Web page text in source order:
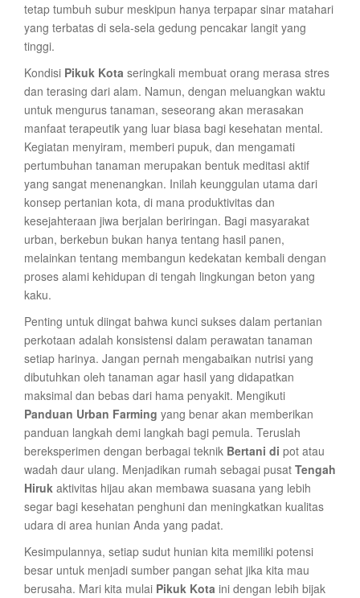
tetap tumbuh subur meskipun hanya terpapar sinar matahari
yang terbatas di sela-sela gedung pencakar langit yang
tinggi.
Kondisi Pikuk Kota seringkali membuat orang merasa stres
dan terasing dari alam. Namun, dengan meluangkan waktu
untuk mengurus tanaman, seseorang akan merasakan
manfaat terapeutik yang luar biasa bagi kesehatan mental.
Kegiatan menyiram, memberi pupuk, dan mengamati
pertumbuhan tanaman merupakan bentuk meditasi aktif
yang sangat menenangkan. Inilah keunggulan utama dari
konsep pertanian kota, di mana produktivitas dan
kesejahteraan jiwa berjalan beriringan. Bagi masyarakat
urban, berkebun bukan hanya tentang hasil panen,
melainkan tentang membangun kedekatan kembali dengan
proses alami kehidupan di tengah lingkungan beton yang
kaku.
Penting untuk diingat bahwa kunci sukses dalam pertanian
perkotaan adalah konsistensi dalam perawatan tanaman
setiap harinya. Jangan pernah mengabaikan nutrisi yang
dibutuhkan oleh tanaman agar hasil yang didapatkan
maksimal dan bebas dari hama penyakit. Mengikuti
Panduan Urban Farming yang benar akan memberikan
panduan langkah demi langkah bagi pemula. Teruslah
bereksperimen dengan berbagai teknik Bertani di pot atau
wadah daur ulang. Menjadikan rumah sebagai pusat Tengah
Hiruk aktivitas hijau akan membawa suasana yang lebih
segar bagi kesehatan penghuni dan meningkatkan kualitas
udara di area hunian Anda yang padat.
Kesimpulannya, setiap sudut hunian kita memiliki potensi
besar untuk menjadi sumber pangan sehat jika kita mau
berusaha. Mari kita mulai Pikuk Kota ini dengan lebih bijak